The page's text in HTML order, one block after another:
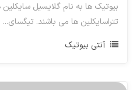
بیوتیک ها به نام گلایسیل
تتراسایکلین ها می باشند. تیگسای...
آنتی بیوتیک